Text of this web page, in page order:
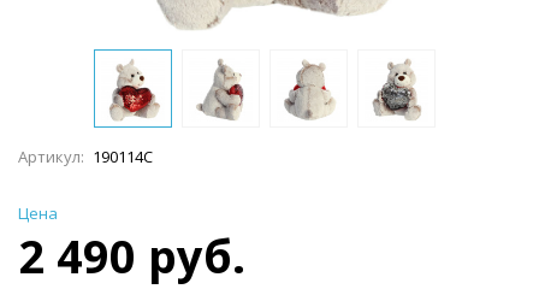
Артикул: 190114C
Цена
2 490 руб.